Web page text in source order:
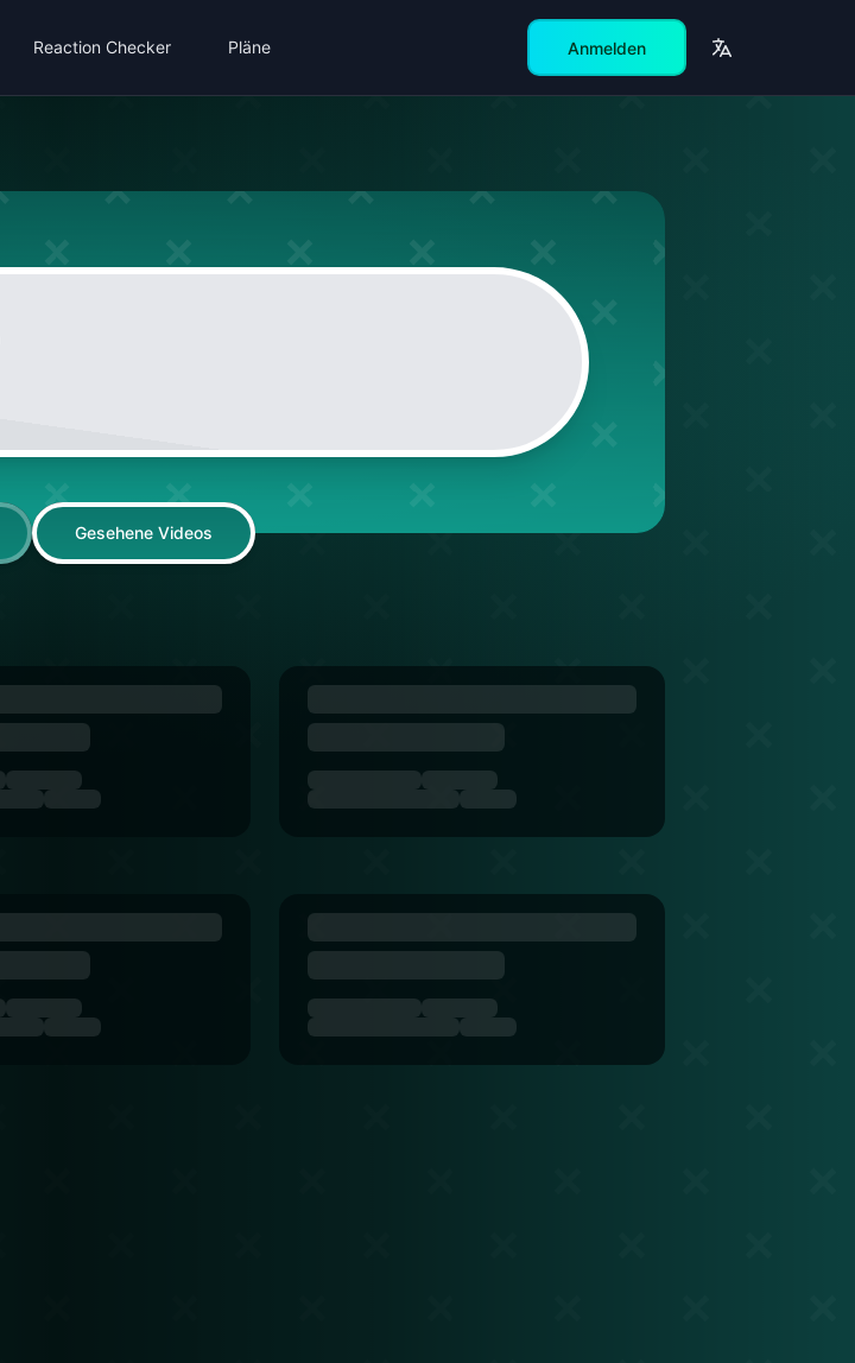
Reaction Checker Pläne Anmelden
Gesehene Videos